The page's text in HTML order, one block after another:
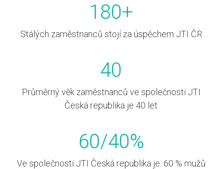
180+
Stálých zaměstnanců stojí za úspěchem JTI ČR
40
Průměrný věk zaměstnanců ve společnosti JTI
Česká republika je 40 let
60/40%
Ve společnosti JTI Česká republika je: 60 % mužů